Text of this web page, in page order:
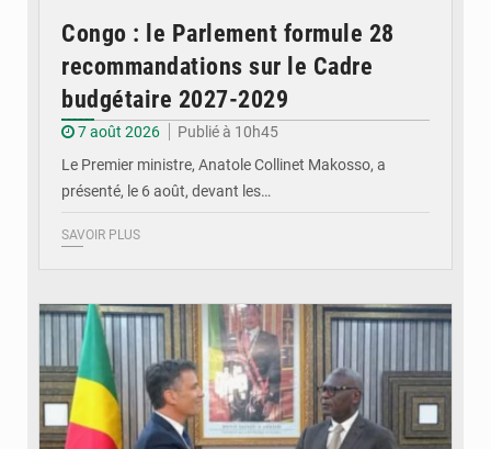
Congo : le Parlement formule 28
recommandations sur le Cadre
budgétaire 2027-2029
7 août 2026
Publié à 10h45
Le Premier ministre, Anatole Collinet Makosso, a
présenté, le 6 août, devant les…
SAVOIR PLUS